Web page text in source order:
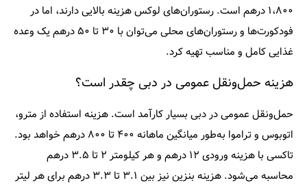
۱،۸۰۰ درهم است.
رستوران‌های لوکس هزینه بالایی دارند، اما در
فودکورت‌ها و رستوران‌های محلی می‌توان با ۳۰ تا ۵۰ درهم
یک وعده
غذایی کامل و مناسب تهیه کرد.
هزینه حمل‌ونقل عمومی در دبی چقدر است؟
حمل‌ونقل عمومی در دبی بسیار کارآمد است. هزینه استفاده از مترو،
اتوبوس و تراموا به‌طور میانگین ماهانه ۴۰۰ تا ۸۰۰ درهم
خواهد بود.
تاکسی با هزینه ورودی ۱۲ درهم و هر کیلومتر ۲ تا ۳.۵ درهم
محاسبه می‌شود. هزینه بنزین نیز بین ۳.۱ تا ۳.۳ درهم برای هر لیتر